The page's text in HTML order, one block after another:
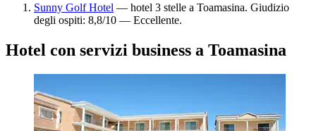
Sunny Golf Hotel — hotel 3 stelle a Toamasina. Giudizio
degli ospiti: 8,8/10 — Eccellente.
Hotel con servizi business a Toamasina